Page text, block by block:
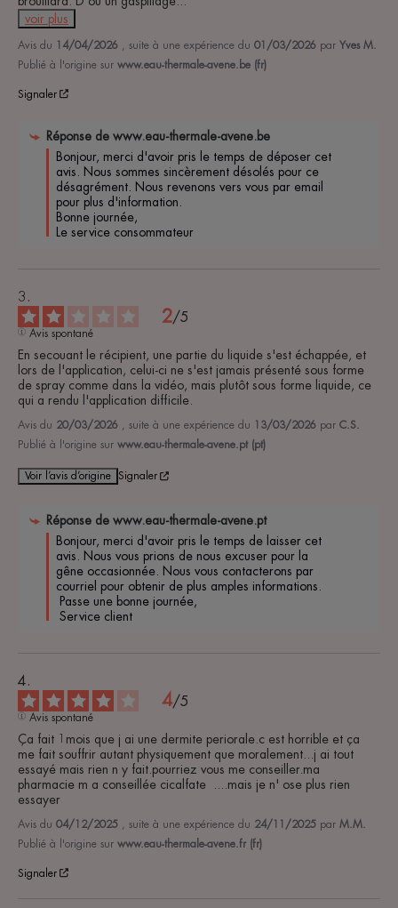
voir plus
Avis du 14/04/2026 , suite à une expérience du 01/03/2026 par Yves M.
Publié à l'origine sur www.eau-thermale-avene.be (fr)
Signaler
Réponse de www.eau-thermale-avene.be
Bonjour, merci d'avoir pris le temps de déposer cet
avis. Nous sommes sincèrement désolés pour ce
désagrément. Nous revenons vers vous par email
pour plus d'information.
Bonne journée,
Le service consommateur
2/5
Avis spontané
En secouant le récipient, une partie du liquide s'est échappée, et
lors de l'application, celui-ci ne s'est jamais présenté sous forme
de spray comme dans la vidéo, mais plutôt sous forme liquide, ce
qui a rendu l'application difficile.
Avis du 20/03/2026 , suite à une expérience du 13/03/2026 par C.S.
Publié à l'origine sur www.eau-thermale-avene.pt (pt)
Voir l’avis d’origine Signaler
Réponse de www.eau-thermale-avene.pt
Bonjour, merci d'avoir pris le temps de laisser cet
avis. Nous vous prions de nous excuser pour la
gêne occasionnée. Nous vous contacterons par
courriel pour obtenir de plus amples informations.
Service client
4/5
Avis spontané
Ça fait 1mois que j ai une dermite periorale.c est horrible et ça
me fait souffrir autant physiquement que moralement...j ai tout
essayé mais rien n y fait.pourriez vous me conseiller.ma
pharmacie m a conseillée cicalfate  ....mais je n' ose plus rien
essayer
Avis du 04/12/2025 , suite à une expérience du 24/11/2025 par M.M.
Publié à l'origine sur www.eau-thermale-avene.fr (fr)
Signaler